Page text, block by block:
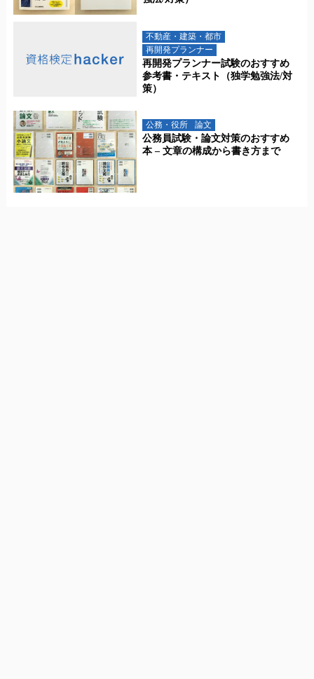
不動産・建築・都市
再開発プランナー
再開発プランナー試験のおすすめ
参考書・テキスト（独学勉強法/対
策）
公務・役所 論文
公務員試験・論文対策のおすすめ
本 – 文章の構成から書き方まで